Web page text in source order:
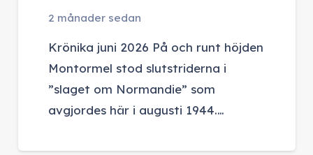
2 månader sedan
Krönika juni 2026 På och runt höjden
Montormel stod slutstriderna i
”slaget om Normandie” som
avgjordes här i augusti 1944.…